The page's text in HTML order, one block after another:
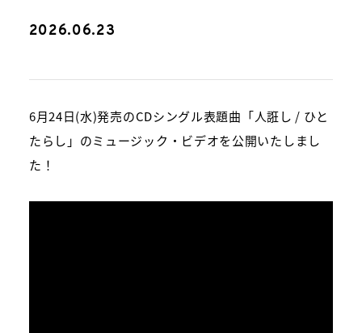
2026.06.23
6月24日(水)発売のCDシングル表題曲「人誑し / ひと
たらし」のミュージック・ビデオを公開いたしまし
た！